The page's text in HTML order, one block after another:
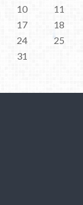
10
11
17
18
24
25
31